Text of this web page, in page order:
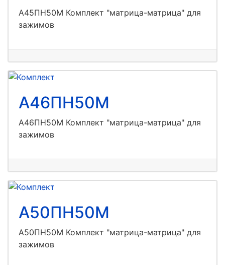
А45ПН50М Комплект "матрица-матрица" для
зажимов
А46ПН50М
А46ПН50М Комплект "матрица-матрица" для
зажимов
А50ПН50М
А50ПН50М Комплект "матрица-матрица" для
зажимов